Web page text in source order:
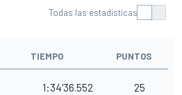
Todas las estadísticas
TIEMPO PUNTOS
1:34'36.552 25